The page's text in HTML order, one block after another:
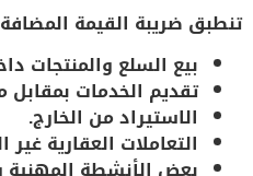
تنطبق ضريبة القيمة
بيع السلع والمنتجات
تقديم الخدمات بمقابل
الاستيراد من الخارج.
التعاملات العقارية غير